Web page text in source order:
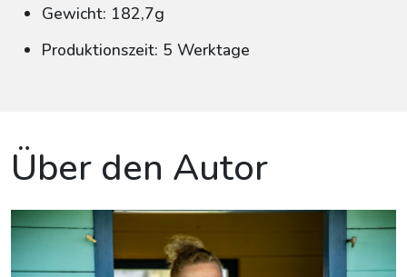
Gewicht: 182,7g
Produktionszeit: 5 Werktage
Über den Autor